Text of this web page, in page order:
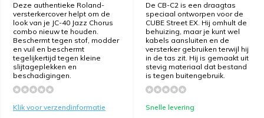
Deze authentieke Roland-
versterkercover helpt om de
look van je JC-40 Jazz Chorus
combo nieuw te houden.
Beschermt tegen stof, modder
en vuil en beschermt
tegelijkertijd tegen kleine
slijtageplekken en
beschadigingen.
Klik voor verzendinformatie
De CB-C2 is een draagtas
speciaal ontworpen voor de
CUBE Street EX. Hij omhult de
behuizing, maar je kunt wel
kabels aansluiten en de
versterker gebruiken terwijl hij
in de tas zit. Hij is gemaakt uit
stevig materiaal dat bestand
is tegen buitengebruik.
Snelle levering